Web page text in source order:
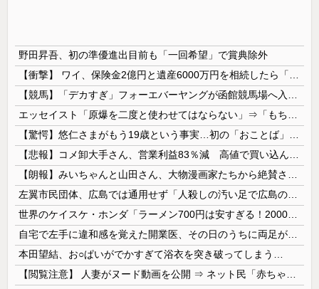
野田昇吾、初の準優進出目前も「一回希望」で賞典除外
本田望結、お○ぱいがでかすぎて浴衣を突き破ってしまう…